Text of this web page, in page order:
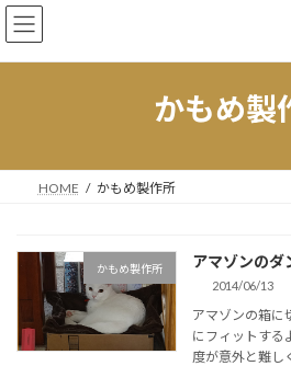
コ
ン
ナ
ビ
かもめ製
HOME かもめ製作所
かもめ製作所 アマゾンのダ
2014/06/13
アマゾンの箱に
にフィットする
度が意外と難し